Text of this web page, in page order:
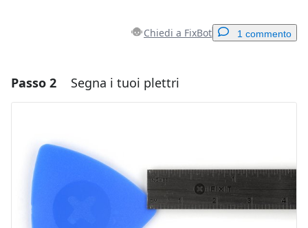
Chiedi a FixBot 1 commento
Aggiungi un commento
Annulla Pubblica commento
Passo 2 Segna i tuoi plettri